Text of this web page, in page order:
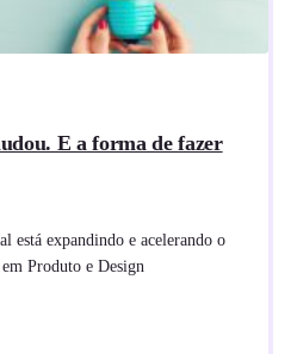
E a forma de fazer
está expandindo e acelerando o
Produto e Design